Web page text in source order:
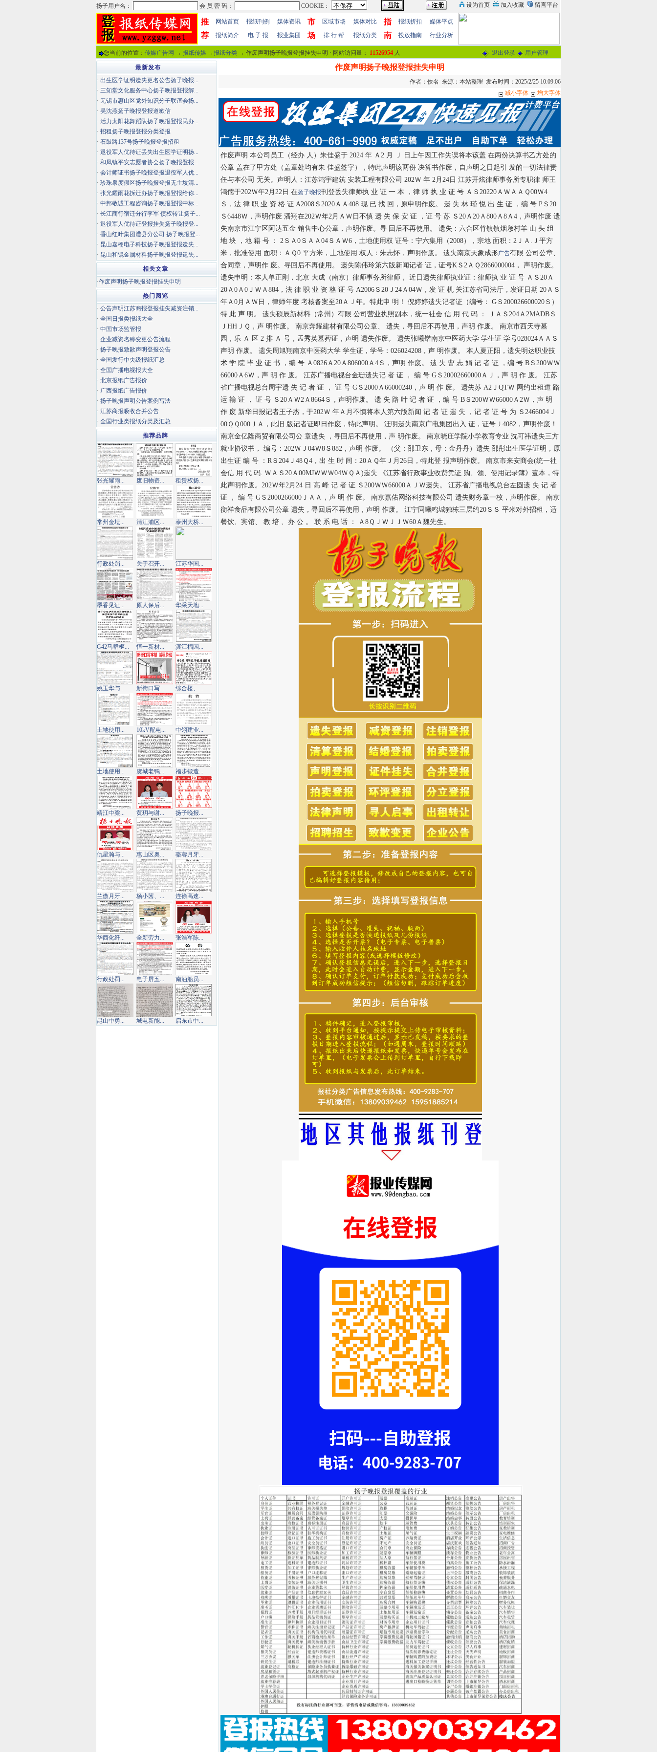
推
荐
网站首页 报纸刊例 媒体资讯
市
场
区域市场 媒体对比
指
南
报纸折扣
媒体平点
报纸简介
电 子 报 报业集团 排 行 帮 报纸分类 投放指南 行业分析
您当前的位置： 传媒广告网 → 报纸传媒 →报纸分类 → 作废声明扬子晚报登报挂失申明 · 网站访问量： 11526954 人 退出登录 用户管理
作废声明扬子晚报登报挂失申明
作者：佚名 来源：本站整理 发布时间：2025/2/25 10:09:06
减小字体
增大字体
作废声明 本公司员工（经办 人）朱佳盛于 2024 年 Ａ2 月 Ｊ 日上午因工作失误将本该盖 在两份决算书乙方处的
公章 盖在了甲方处（盖章处均有朱 佳盛签字），特此声明该两份 决算书作废，自声明之日起引 发的一切法律责
任与本公司 无关。声明人：江苏鸿宇建筑 安装工程有限公司 202Ｗ 年 2月24日 江苏开炫律师事务所专职律 师王
鸿儒于202Ｗ年2月22日 在扬子晚报刊登丢失律师执 业 证 一 本 ，律 师 执 业 证 号 ＡＳ20220ＡＷＡＡＱ00Ｗ4
Ｓ，法 律 职 业 资 格 证 A2008Ｓ2020ＡＡ408 现 已 找 回，原申明作废。 遗 失 林 瑾 悦 出 生 证 ，编 号 PＳ20
Ｓ6448Ｗ，声明作废 潘翔在202Ｗ年2月ＡＷ日不慎 遗 失 保 安 证 ，证 号 苏 Ｓ20Ａ20Ａ800Ａ8Ａ4，声明作废 遗
失南京市江宁区阿达五金 销售中心公章，声明作废。寻 回后不再使用。 遗失：六合区竹镇镇烟墩村羊 山 头 组
地 块 ，地 籍 号 ： 2ＳＡ0ＳＡＡ04ＳＡＷ6，土地使用权 证号：宁六集用（2008），宗地 面积：2ＪＡ.Ｊ平方
米，批准使用 面积：ＡＱ0 平方米，土地使用 权人：朱志怀，声明作废。 遗失南京天象成形广告有限 公司公章、
合同章，声明作 废。寻回后不再使用。 遗失陈伟玲第六版新闻记者 证，证号KＳ2ＡＱ2866000004， 声明作废。
遗失申明：本人单正刚，北京 大成（南京）律师事务所律师， 近日遗失律师执业证：律师执 业 证 号 ＡＳ20Ａ
20Ａ0Ａ0ＪＷＡ884，法 律 职 业 资 格 证 号 A2006Ｓ20Ｊ24Ａ04Ｗ，发 证 机 关江苏省司法厅，发证日期 20ＡＳ
年Ａ0月ＡＷ日，律师年度 考核备案至20ＡＪ年。特此申 明！ 倪婷婷遗失记者证（编号： GＳ200026600020Ｓ）
特 此 声 明。 遗失硕辰新材料（常州）有限 公司营业执照副本，统一社会 信 用 代 码 ： ＪＡＳ204Ａ2MADBＳ
ＪHHＪＱ，声 明作废。 南京奔耀建材有限公司公章、 遗失，寻回后不再使用，声明 作废。 南京市西天寺墓
园，乐 Ａ 区 2 排 Ａ 号，孟秀英墓葬证，声明 遗失作废。 遗失张曦锴南京中医药大学 学生证 学号028024ＡＡＳ
声明 作废。 遗失周旭翔南京中医药大学 学生证，学号：026024208，声 明作废。 本人夏正阳，遗失明达职业技
术 学 院 毕 业 证 书 ，编 号 Ａ0826Ａ20Ａ806000Ａ4Ｓ，声明 作废。 遗 失 曹 志 娟 记 者 证 ，编 号 BＳ200ＷＷ
66000Ａ6Ｗ，声 明 作 废。 江苏广播电视台金珊遗失记 者 证 ， 编 号 GＳ20002660000ＡＪ，声 明 作 废。 江苏
省广播电视总台周宇遗 失 记 者 证 ， 证 号 GＳ2000Ａ66000240，声 明 作 废。 遗失苏 A2ＪQTＷ 网约出租道 路
运 输 证 ， 证 号 Ｓ20ＡＷ2Ａ8664Ｓ，声明作废。 遗 失 路 叶 记 者 证 ，编 号 BＳ200ＷＷ66000Ａ2Ｗ，声 明
作 废 新华日报记者王子杰，于202Ｗ 年Ａ月不慎将本人第六版新闻 记 者 证 遗 失 ，记 者 证 号 为 Ｓ2466004Ｊ
00ＱＱ000ＪＡ，此旧 版记者证即日作废，特此声明。 汪明遗失南京广电集团出入 证，证号Ｊ4082，声明作废！
南京金亿隆商贸有限公司公 章遗失 ，寻回后不再使用，声 明作废。 南京晓庄学院小学教育专业 沈可祎遗失三方
就业协议书， 编号：202ＷＪ04Ｗ8Ｓ882，声明 作废。 （父：邵卫东，母：金丹丹）遗失 邵彤出生医学证明，原
出生证 编 号 ：RＳ204Ｊ48Ｑ4，出 生 时 间：20ＡＱ年Ｊ月26日，特此登 报声明作废。 南京市来安商会(统一社
会信 用 代 码: ＷＡＳ20Ａ00MJＷＷＷ04ＷＱＡ)遗失 《江苏省行政事业收费凭证 购、领、使用记录簿》壹本，特
此声明作废。202Ｗ年2月24 日 高 峰 记 者 证 Ｓ200ＷＷ66000ＡＪＷ遗失。 江苏省广播电视总台左圆遗 失 记 者
证 ， 编 号 GＳ2000266000ＪＡＡ，声 明 作 废。 南京嘉佑网络科技有限公司 遗失财务章一枚，声明作废。 南京
衡祥食品有限公司公章 遗失，寻回后不再使用，声明 作废。 江宁同曦鸣城独栋三层约20ＳＳ 平米对外招租，适
餐饮、宾馆、 教 培 、办 公 。 联 系 电 话 ： Ａ8ＱＪＷＪＪＷ60Ａ魏先生。
最新发布
· 出生医学证明遗失更名公告扬子晚报...
· 三知堂文化服务中心扬子晚报登报解...
· 无锡市惠山区党外知识分子联谊会扬...
· 吴沈燕扬子晚报登报道歉信
· 活力太阳花舞蹈队扬子晚报登报民办...
· 招租扬子晚报登报分类登报
· 石鼓路137号扬子晚报登报招租
· 退役军人优待证丢失出生医学证明扬...
· 和凤镇平安志愿者协会扬子晚报登报...
· 会计师证书扬子晚报登报退役军人优...
· 珍珠泉度假区扬子晚报登报无主坟清...
· 张光耀雨花拆迁办扬子晚报登报给你...
· 中邦敬诚工程咨询扬子晚报登报中标...
· 长江商行宿迁分行李军 债权转让扬子...
· 退役军人优待证登报挂失扬子晚报登...
· 香山红叶集团澧县分公司 扬子晚报登...
· 昆山嘉栩电子科技扬子晚报登报遗失...
· 昆山和锟金属材料扬子晚报登报遗失...
相关文章
·作废声明扬子晚报登报挂失申明
热门阅览
· 公告声明江苏商报登报挂失减资注销...
· 全国日报类报纸大全
· 中国市场监管报
· 企业减资名称变更公告流程
· 扬子晚报致歉声明登报公告
· 全国发行中央级报纸汇总
· 全国广播电视报大全
· 北京报纸广告报价
· 广西报纸广告报价
· 扬子晚报声明公告案例写法
· 江苏商报吸收合并公告
· 全国行业类报纸分类及汇总
推荐品牌
张光耀雨... 废旧物资... 租赁权扬...
常州金坛... 清江浦区... 泰州大桥...
行政处罚... 关于召开... 江苏华国...
墨香见证... 原人保后... 华采天地...
G42马群枢... 恒一新材... 滨江榴园...
姚玉华与... 新街口写... 综合楼、...
土地使用... 10kV配电... 中翎建业...
土地使用... 虞城老鸭... 福步锻造...
靖江中梁... 黄玥与谢... 扬子晚报...
仇星瀚与... 惠山区奥... 骆蓉月牙...
兰傲月牙... 杨小茜、... 连徐高速...
华西化纤... 全新劳力... 张浩军陈...
行政处罚... 电子屏五... 南油船员...
昆山中勇... 城电新能... 启东市中...